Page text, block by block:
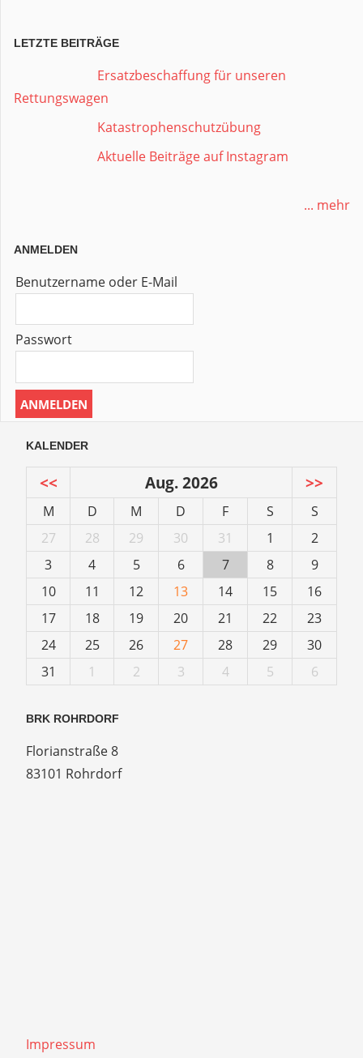
LETZTE BEITRÄGE
Ersatzbeschaffung für unseren
Rettungswagen
Katastrophenschutzübung
Aktuelle Beiträge auf Instagram
... mehr
ANMELDEN
Benutzername oder E-Mail
Passwort
KALENDER
<< Aug. 2026 >>
M D M D F S
S
27
28 29 30 31 1
2
3
4 5 6 7 8
9
10
11 12 13 14 15
16
17
18 19 20 21 22
23
24
25 26 27 28 29
30
31
1 2 3 4 5 6
BRK ROHRDORF
Florianstraße 8
83101 Rohrdorf
Impressum